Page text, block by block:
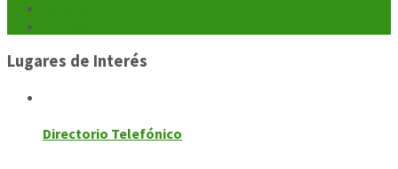
Lugares de Interés
Directorio Telefónico